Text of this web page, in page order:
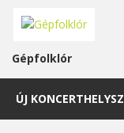
Gépfolklór
ÚJ